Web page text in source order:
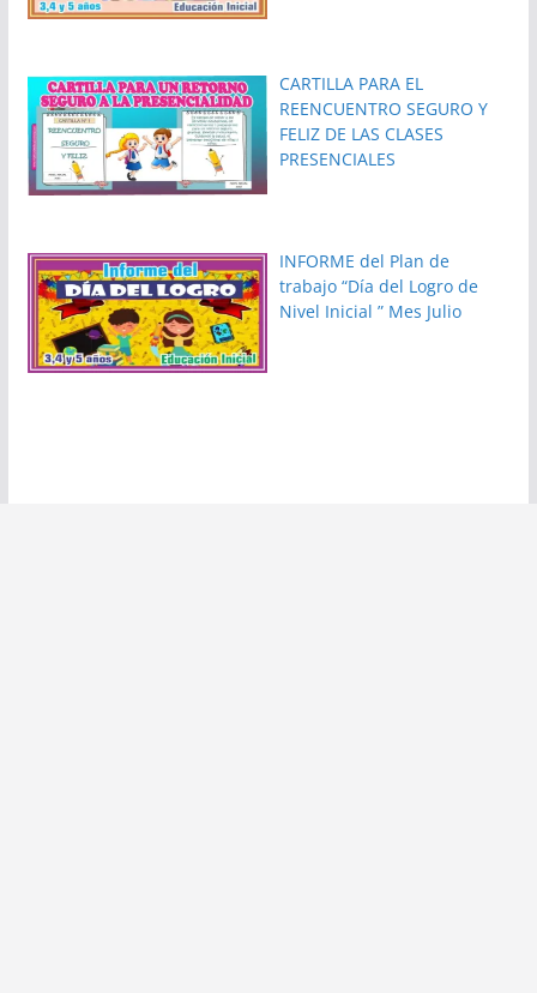
CARTILLA PARA EL
REENCUENTRO SEGURO Y
FELIZ DE LAS CLASES
PRESENCIALES
INFORME del Plan de
trabajo “Día del Logro de
Nivel Inicial ” Mes Julio